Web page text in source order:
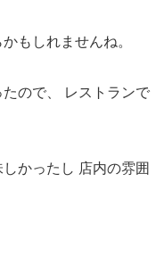
もしれませんね。
ので、
レストランで
かったし 店内の雰囲